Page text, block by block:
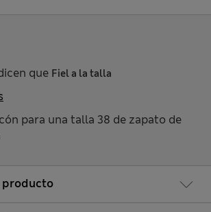
producto
que Fiel a la talla
para una talla 38 de zapato de